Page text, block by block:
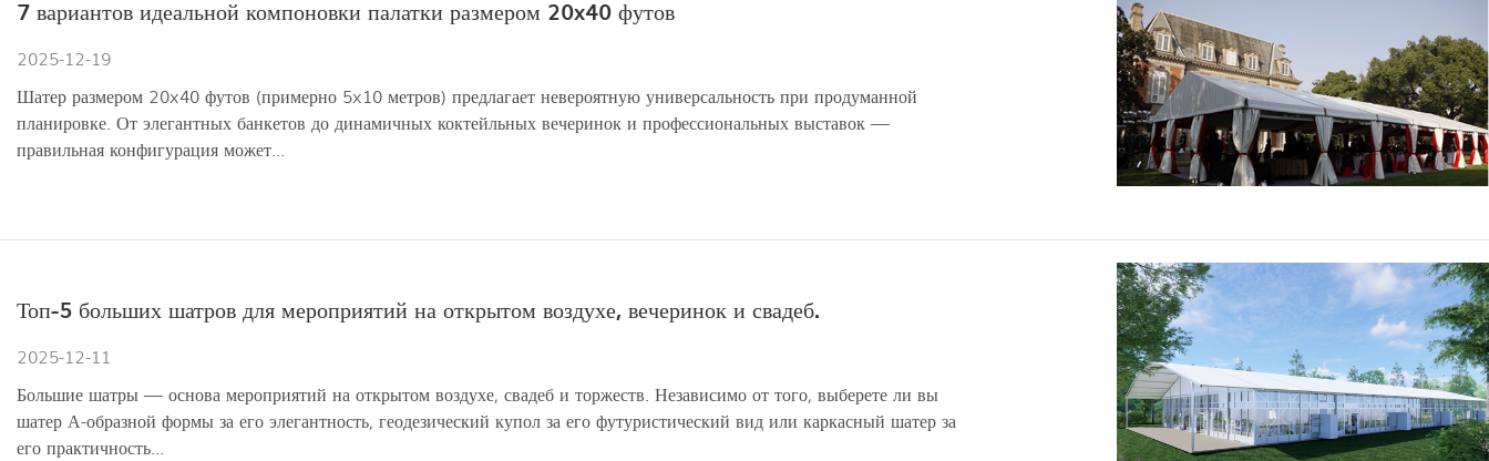
7 вариантов идеальной компоновки палатки размером 20x40 футов
2025-12-19
Шатер размером 20x40 футов (примерно 5x10 метров) предлагает невероятную универсальность при продуманной
планировке. От элегантных банкетов до динамичных коктейльных вечеринок и профессиональных выставок —
правильная конфигурация может...
Топ-5 больших шатров для мероприятий на открытом воздухе, вечеринок и свадеб.
2025-12-11
Большие шатры — основа мероприятий на открытом воздухе, свадеб и торжеств. Независимо от того, выберете ли вы
шатер А-образной формы за его элегантность, геодезический купол за его футуристический вид или каркасный шатер за
его практичность...